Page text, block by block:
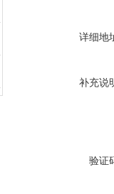
详细地
补充说
验证